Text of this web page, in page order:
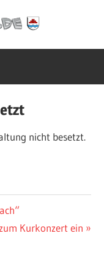
nicht besetzt.
Kurkonzert ein